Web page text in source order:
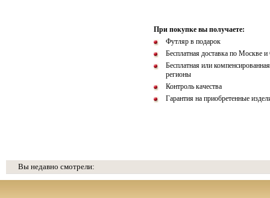
При покупке вы получаете:
Футляр в подарок
Бесплатная доставка по Москве
Бесплатная или
регионы
Контроль качества
Гарантия на приобретенные
Вы недавно смотрели: